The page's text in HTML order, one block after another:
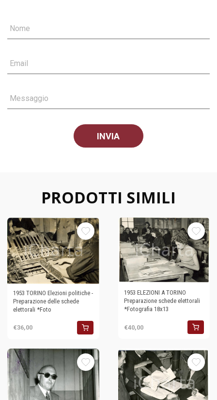
Nome
Email
Messaggio
PRODOTTI SIMILI
1953 TORINO Elezioni politiche -
Preparazione delle schede
elettorali *Foto
€36,00
1953 ELEZIONI A TORINO
Preparazione schede elettorali
*Fotografia 18x13
€40,00